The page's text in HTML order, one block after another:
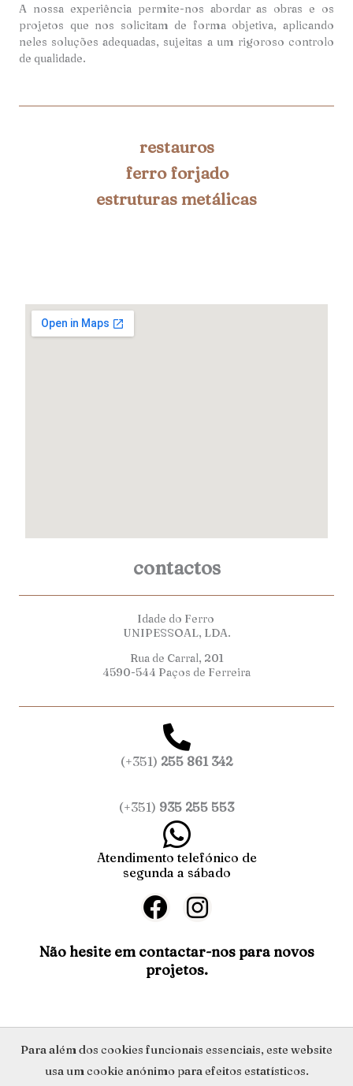
A nossa experiência permite-nos abordar as obras e os
projetos que nos solicitam de forma objetiva, aplicando
neles soluções adequadas, sujeitas a um rigoroso controlo
de qualidade.
restauros
ferro forjado
estruturas metálicas
contactos
Idade do Ferro
UNIPESSOAL, LDA.
Rua de Carral, 201
4590-544 Paços de Ferreira
(+351) 255 861 342
(+351) 935 255 553
Atendimento telefónico de
segunda a sábado
F
a
c
e
o
o
k
I
n
s
t
g
r
a
Não hesite em contactar-nos para novos
projetos.
Política de Privacidade
Para além dos cookies funcionais essenciais, este website
usa um cookie anónimo para efeitos estatísticos.